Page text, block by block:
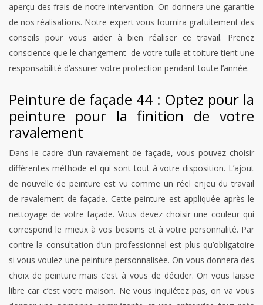
aperçu des frais de notre intervantion. On donnera une garantie
de nos réalisations. Notre expert vous fournira gratuitement des
conseils pour vous aider à bien réaliser ce travail. Prenez
conscience que le changement de votre tuile et toiture tient une
responsabilité d’assurer votre protection pendant toute l’année.
Peinture de façade 44 : Optez pour la
peinture pour la finition de votre
ravalement
Dans le cadre d’un ravalement de façade, vous pouvez choisir
différentes méthode et qui sont tout à votre disposition. L’ajout
de nouvelle de peinture est vu comme un réel enjeu du travail
de ravalement de façade. Cette peinture est appliquée après le
nettoyage de votre façade. Vous devez choisir une couleur qui
correspond le mieux à vos besoins et à votre personnalité. Par
contre la consultation d’un professionnel est plus qu’obligatoire
si vous voulez une peinture personnalisée. On vous donnera des
choix de peinture mais c’est à vous de décider. On vous laisse
libre car c’est votre maison. Ne vous inquiétez pas, on va vous